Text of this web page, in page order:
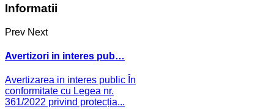
Informatii
Prev Next
Avertizori in interes pub…
Avertizarea in interes public În
conformitate cu Legea nr.
361/2022 privind protecția...